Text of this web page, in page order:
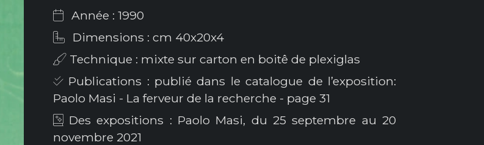
Année : 1990
Dimensions : cm 40x20x4
Technique : mixte sur carton en boitê de plexiglas
Publications : publié dans le catalogue de l’exposition:
Paolo Masi - La ferveur de la recherche - page 31
Des expositions : Paolo Masi, du 25 septembre au 20
novembre 2021